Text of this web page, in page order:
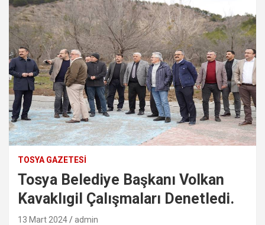
TOSYA GAZETESI
Tosya Belediye Başkanı Volkan
Kavaklıgil Çalışmaları Denetledi.
13 Mart 2024 admin